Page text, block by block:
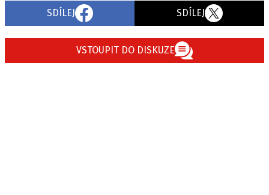
SDÍLEJ SDÍLEJ
VSTOUPIT DO DISKUZE